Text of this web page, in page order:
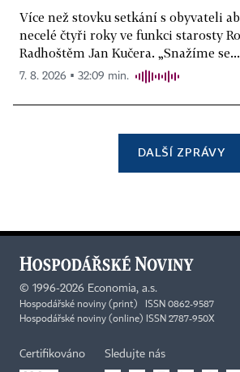
Více než stovku setkání s obyvateli
necelé čtyři roky ve funkci starosty
Radhoštěm Jan Kučera. „Snažíme se...
7. 8. 2026 ▪ 32:09 min.
DALŠÍ ZPRÁVY
© 1996-2026 Economia, a.s.
Hospodářské noviny (print) ISSN 0862-9587
Hospodářské noviny (online) ISSN 2787-950X
Certifikováno Sledujte nás